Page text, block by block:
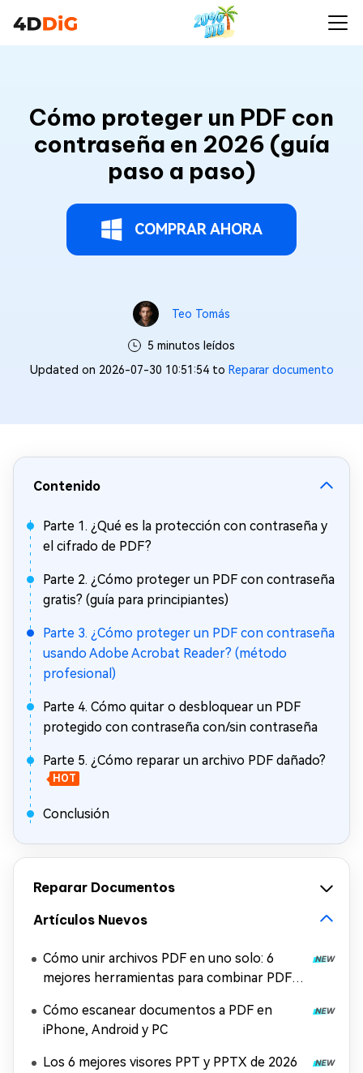
Cómo proteger un PDF con
contraseña en 2026 (guía
paso a paso)
COMPRAR AHORA
Teo Tomás
5 minutos leídos
Updated on 2026-07-30 10:51:54 to Reparar documento
Contenido
Parte 1. ¿Qué es la protección con contraseña y
el cifrado de PDF?
Parte 2. ¿Cómo proteger un PDF con contraseña
gratis? (guía para principiantes)
Parte 3. ¿Cómo proteger un PDF con contraseña
usando Adobe Acrobat Reader? (método
profesional)
Parte 4. Cómo quitar o desbloquear un PDF
protegido con contraseña con/sin contraseña
Parte 5. ¿Cómo reparar un archivo PDF dañado?
HOT
Conclusión
Reparar Documentos
Artículos Nuevos
Cómo unir archivos PDF en uno solo: 6
mejores herramientas para combinar PDF
Cómo escanear documentos a PDF en
iPhone, Android y PC
Los 6 mejores visores PPT y PPTX de 2026